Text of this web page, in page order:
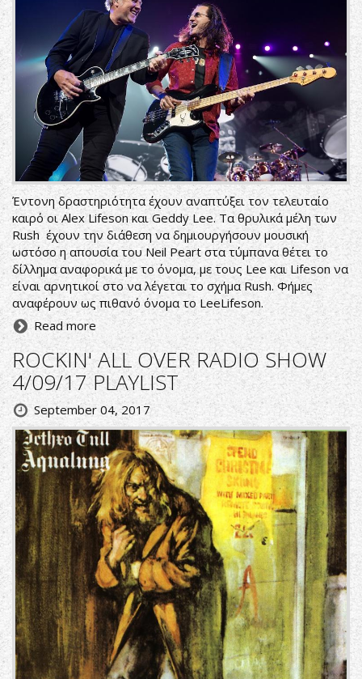
Έντονη δραστηριότητα έχουν αναπτύξει τον τελευταίο
καιρό οι Alex Lifeson και Geddy Lee. Τα θρυλικά μέλη των
Rush έχουν την διάθεση να δημιουργήσουν μουσική
ωστόσο η απουσία του Neil Peart στα τύμπανα θέτει το
δίλλημα αναφορικά με το όνομα, με τους Lee και Lifeson να
είναι αρνητικοί στο να λέγεται το σχήμα Rush. Φήμες
αναφέρουν ως πιθανό όνομα το LeeLifeson.
Read more
ROCKIN' ALL OVER RADIO SHOW
4/09/17 PLAYLIST
September 04, 2017